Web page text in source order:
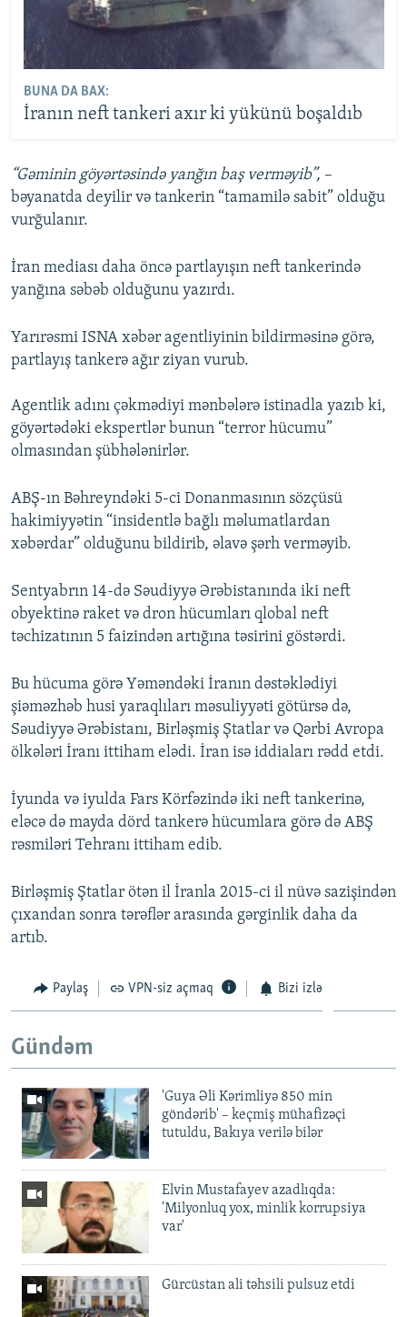
BUNA DA BAX:
İranın neft tankeri axır ki yükünü boşaldıb
“Gəminin göyərtəsində yanğın baş verməyib”, –
bəyanatda deyilir və tankerin “tamamilə sabit” olduğu
vurğulanır.
İran mediası daha öncə partlayışın neft tankerində
yanğına səbəb olduğunu yazırdı.
Yarırəsmi ISNA xəbər agentliyinin bildirməsinə görə,
partlayış tankerə ağır ziyan vurub.
Agentlik adını çəkmədiyi mənbələrə istinadla yazıb ki,
göyərtədəki ekspertlər bunun “terror hücumu”
olmasından şübhələnirlər.
ABŞ-ın Bəhreyndəki 5-ci Donanmasının sözçüsü
hakimiyyətin “insidentlə bağlı məlumatlardan
xəbərdar” olduğunu bildirib, əlavə şərh verməyib.
Sentyabrın 14-də Səudiyyə Ərəbistanında iki neft
obyektinə raket və dron hücumları qlobal neft
təchizatının 5 faizindən artığına təsirini göstərdi.
Bu hücuma görə Yəməndəki İranın dəstəklədiyi
şiəməzhəb husi yaraqlıları məsuliyyəti götürsə də,
Səudiyyə Ərəbistanı, Birləşmiş Ştatlar və Qərbi Avropa
ölkələri İranı ittiham elədi. İran isə iddiaları rədd etdi.
İyunda və iyulda Fars Körfəzində iki neft tankerinə,
eləcə də mayda dörd tankerə hücumlara görə də ABŞ
rəsmiləri Tehranı ittiham edib.
Birləşmiş Ştatlar ötən il İranla 2015-ci il nüvə sazişindən
çıxandan sonra tərəflər arasında gərginlik daha da
artıb.
Paylaş VPN-siz açmaq Bizi izlə
Gündəm
'Guya Əli Kərimliyə 850 min
göndərib' – keçmiş mühafizəçi
tutuldu, Bakıya verilə bilər
Elvin Mustafayev azadlıqda:
'Milyonluq yox, minlik korrupsiya
var'
Gürcüstan ali təhsili pulsuz etdi